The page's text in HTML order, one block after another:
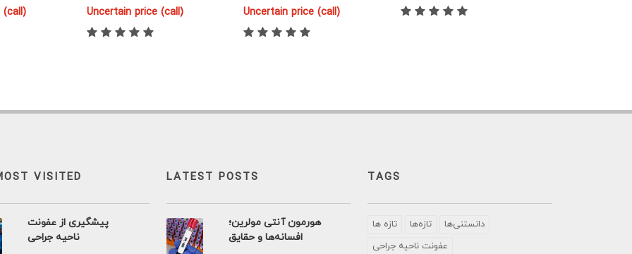
(call) Uncertain price (call) Uncertain price (call)
VISITED
پیشگیری از عفونت
ناحیه جراحی
LATEST POSTS
هورمون آنتی مولرین؛
افسانه‌ها و حقایق
TAGS
تازه ها تازه‌ها
دانستنی‌ها
عفونت ناحیه جراحی